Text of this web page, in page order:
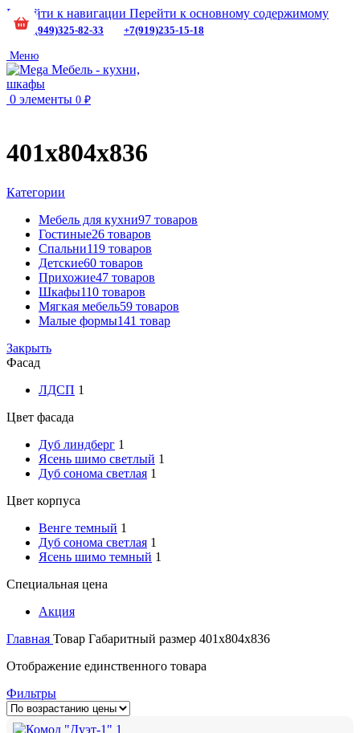
Перейти к навигации Перейти к основному содержимому
+7(949)325-82-33 +7(919)235-15-18
Меню
0 элементы 0 ₽
401х804х836
Категории
Мебель для кухни97 товаров
Гостиные26 товаров
Спальни119 товаров
Детские60 товаров
Прихожие47 товаров
Шкафы110 товаров
Мягкая мебель59 товаров
Малые формы141 товар
Закрыть
Фасад
ЛДСП 1
Цвет фасада
Дуб линдберг 1
Ясень шимо светлый 1
Дуб сонома светлая 1
Цвет корпуса
Венге темный 1
Дуб сонома светлая 1
Ясень шимо темный 1
Специальная цена
Акция
Главная Товар Габаритный размер 401х804х836
Отображение единственного товара
Фильтры